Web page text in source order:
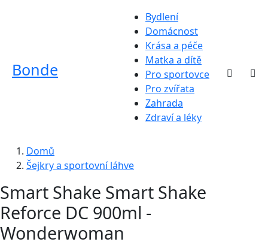
Bonde
Bydlení
Domácnost
Krása a péče
Matka a dítě
Pro sportovce
Pro zvířata
Zahrada
Zdraví a léky
Domů
Šejkry a sportovní láhve
Smart Shake Smart Shake
Reforce DC 900ml -
Wonderwoman